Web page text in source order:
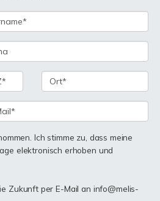
Ich stimme zu, dass meine
elektronisch erhoben und
Zukunft per E-Mail an info@melis-